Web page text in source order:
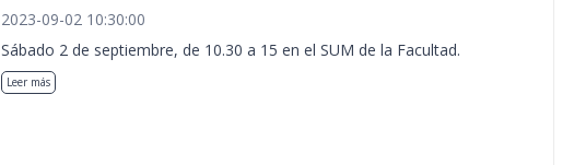
2023-09-02 10:30:00
Sábado 2 de septiembre, de 10.30 a 15 en el SUM de la Facultad.
Leer más